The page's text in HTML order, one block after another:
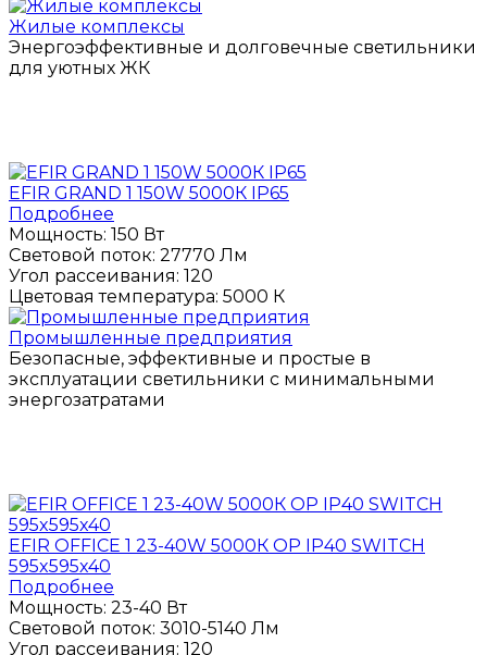
Жилые комплексы
Энергоэффективные и долговечные светильники
для уютных ЖК
EFIR GRAND 1 150W 5000К IP65
Подробнее
Мощность: 150 Вт
Световой поток: 27770 Лм
Угол рассеивания: 120
Цветовая температура: 5000 К
Промышленные предприятия
Безопасные, эффективные и простые в
эксплуатации светильники с минимальными
энергозатратами
EFIR OFFICE 1 23-40W 5000К OP IP40 SWITCH
595x595x40
Подробнее
Мощность: 23-40 Вт
Световой поток: 3010-5140 Лм
Угол рассеивания: 120